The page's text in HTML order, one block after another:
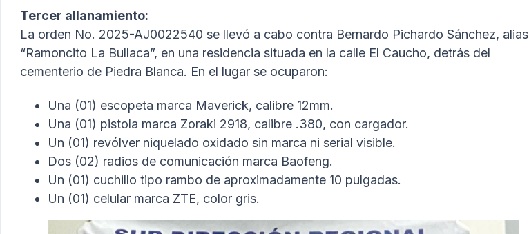
Tercer allanamiento:
La orden No. 2025-AJ0022540 se llevó a cabo contra Bernardo Pichardo Sánchez, alias
“Ramoncito La Bullaca”, en una residencia situada en la calle El Caucho, detrás del
cementerio de Piedra Blanca. En el lugar se ocuparon:
Una (01) escopeta marca Maverick, calibre 12mm.
Una (01) pistola marca Zoraki 2918, calibre .380, con cargador.
Un (01) revólver niquelado oxidado sin marca ni serial visible.
Dos (02) radios de comunicación marca Baofeng.
Un (01) cuchillo tipo rambo de aproximadamente 10 pulgadas.
Un (01) celular marca ZTE, color gris.